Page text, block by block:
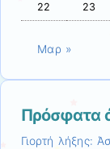
22 23
Μαρ »
Πρόσφατα
Γιορτή λήξης: